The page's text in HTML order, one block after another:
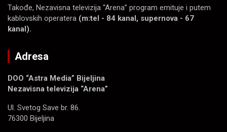
Takođe, Nezavisna televizija “Arena” program emituje i putem
kablovskih operatera (m:tel - 84 kanal, supernova - 67
kanal).
Adresa
DOO “Astra Media” Bijeljina
Nezavisna televizija “Arena”
Ul. Svetog Save br. 86.
76300 Bijeljina